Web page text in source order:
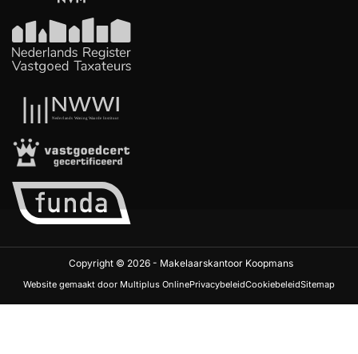
Copyright © 2026 - Makelaarskantoor Koopmans
Website gemaakt door Multiplus OnlinePrivacybeleidCookiebeleidSitemap